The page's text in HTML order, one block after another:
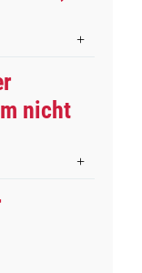
nicht